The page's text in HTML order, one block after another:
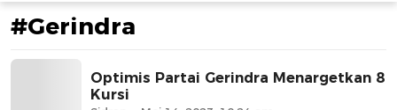
#Gerindra
Optimis Partai Gerindra Menargetkan 8
Kursi